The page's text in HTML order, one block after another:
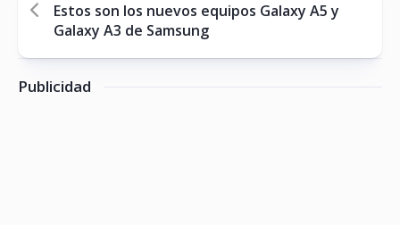
Estos son los nuevos equipos Galaxy A5 y
Galaxy A3 de Samsung
Publicidad